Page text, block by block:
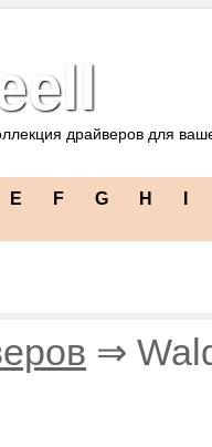
драйверов для
E F G H
⇒